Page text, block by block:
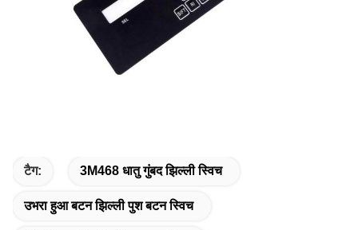
टैग: 3M468 धातु गुंबद झिल्ली स्विच
उभरा हुआ बटन झिल्ली पुश बटन स्विच